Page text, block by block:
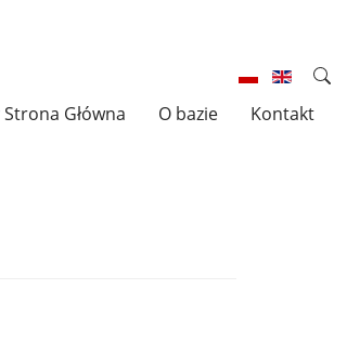
Strona Główna O bazie Kontakt